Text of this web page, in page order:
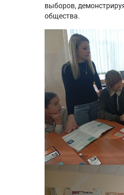
выборов,
общества.